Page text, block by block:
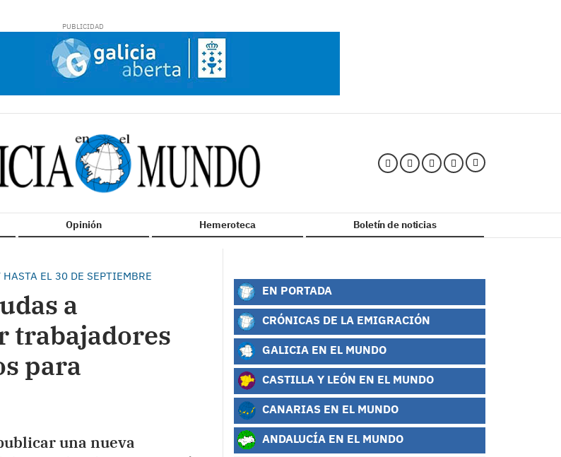
Opinión Hemeroteca Boletín de noticias
EL 30 DE SEPTIEMBRE
a
trabajadores
para
una nueva
EN PORTADA
CRÓNICAS DE LA EMIGRACIÓN
GALICIA EN EL MUNDO
CASTILLA Y LEÓN EN EL MUNDO
CANARIAS EN EL MUNDO
ANDALUCÍA EN EL MUNDO